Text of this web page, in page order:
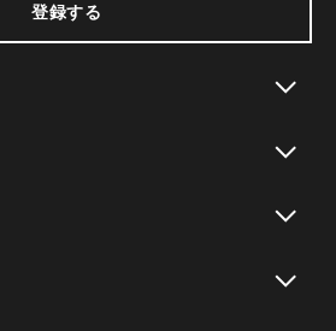
登録する